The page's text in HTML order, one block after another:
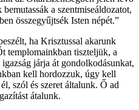
a szentmiseáldozatot,
összegyűjtsék Isten népét.”
ha Krisztussal akarunk
templomainkban tiszteljük, a
járja át gondolkodásunkat,
kell hordozzuk, úgy kell
szól és szeret általunk. Ő ad
átalunk.